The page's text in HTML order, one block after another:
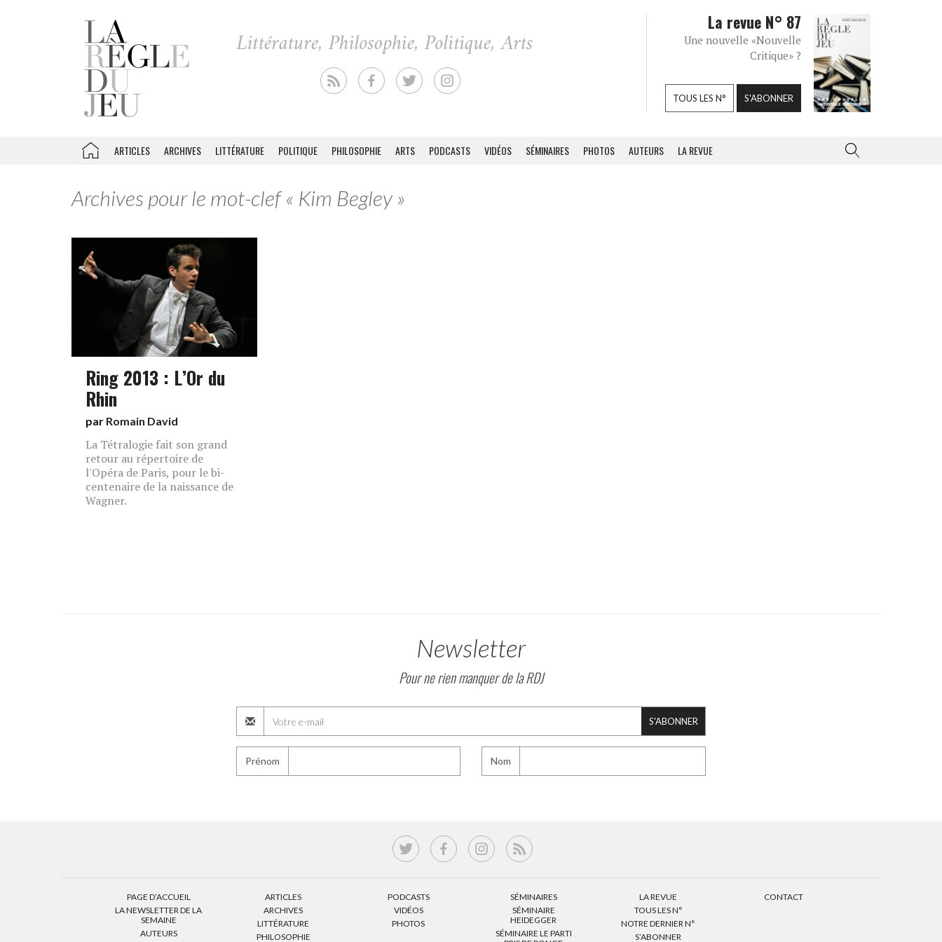
La revue N° 87
Une nouvelle «Nouvelle
Critique» ?
TOUS LES N° S'ABONNER
ARTICLES ARCHIVES LITTÉRATURE POLITIQUE PHILOSOPHIE ARTS PODCASTS VIDÉOS SÉMINAIRES PHOTOS AUTEURS LA REVUE
Archives pour le mot-clef « Kim Begley »
Ring 2013 : L’Or du
Rhin
par Romain David
La Tétralogie fait son grand
retour au répertoire de
l'Opéra de Paris, pour le bi-
centenaire de la naissance de
Wagner.
Newsletter
Pour ne rien manquer de la RDJ
S'ABONNER
Prénom Nom
PAGE D’ACCUEIL
LA NEWSLETTER DE LA
SEMAINE
AUTEURS
ARTICLES
ARCHIVES
LITTÉRATURE
PHILOSOPHIE
PODCASTS
VIDÉOS
PHOTOS
SÉMINAIRES
SÉMINAIRE
HEIDEGGER
SÉMINAIRE LE PARTI
LA REVUE
TOUS LES N°
NOTRE DERNIER N°
S’ABONNER
CONTACT